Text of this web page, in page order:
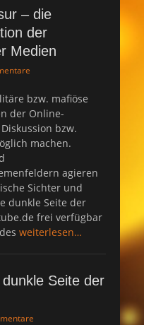
– die
der
Medien
bzw. mafiöse
der Online-
bzw.
machen.
agieren
Sichter und
dunkle Seite der
frei verfügbar
weiterlesen…
Seite der